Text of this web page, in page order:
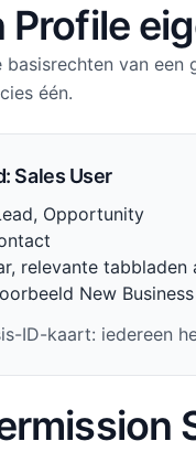
Profile
basisrechten van
één.
Sales User
Opportunity
relevante tabbladen
New Business
ID-kaart: iedereen